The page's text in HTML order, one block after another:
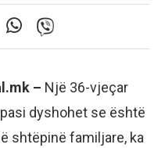
– Një 36-vjeçar
dyshohet se është
shtëpinë familjare, ka